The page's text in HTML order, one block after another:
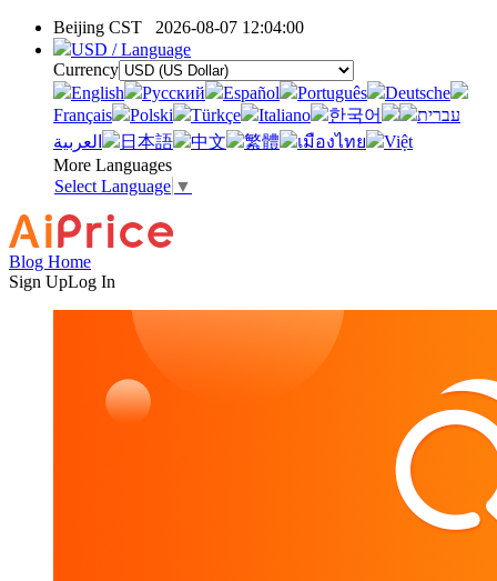
Beijing CST 2026-08-07 12:04:00
USD / Language
Currency
English
Pусский Español Português
Deutsche
Français
Polski Türkçe Italiano 한국어
עברית
العربية
日本語 中文 繁體 เมืองไทย
Việt
More Languages
Select Language ▼
Blog Home
Sign UpLog In